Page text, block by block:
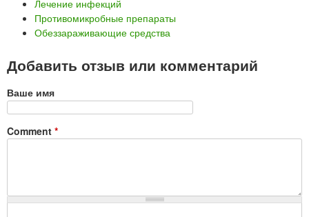
Лечение инфекций
Противомикробные препараты
Обеззараживающие средства
Добавить отзыв или комментарий
Ваше имя
Comment *